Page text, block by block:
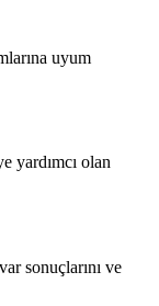
uyum
yardımcı olan
sonuçlarını ve